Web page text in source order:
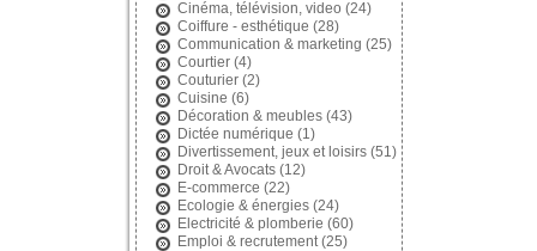
Cinéma, télévision, video (24)
Coiffure - esthétique (28)
Communication & marketing (25)
Courtier(4)
Couturier(2)
Cuisine (6)
Décoration & meubles(43)
Dictée numérique (1)
Divertissement, jeux et loisirs(51)
Droit & Avocats(12)
E-commerce (22)
Ecologie & énergies(24)
Electricité & plomberie (60)
Emploi & recrutement(25)